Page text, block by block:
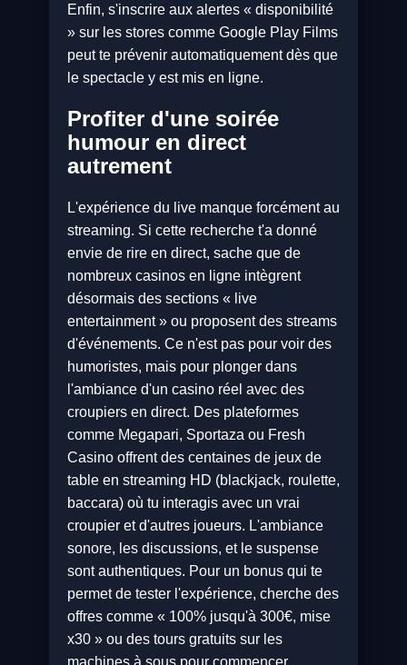
Enfin, s'inscrire aux alertes « disponibilité
» sur les stores comme Google Play Films
peut te prévenir automatiquement dès que
le spectacle y est mis en ligne.
Profiter d'une soirée
humour en direct
autrement
L'expérience du live manque forcément au
streaming. Si cette recherche t'a donné
envie de rire en direct, sache que de
nombreux casinos en ligne intègrent
désormais des sections « live
entertainment » ou proposent des streams
d'événements. Ce n'est pas pour voir des
humoristes, mais pour plonger dans
l'ambiance d'un casino réel avec des
croupiers en direct. Des plateformes
comme Megapari, Sportaza ou Fresh
Casino offrent des centaines de jeux de
table en streaming HD (blackjack, roulette,
baccara) où tu interagis avec un vrai
croupier et d'autres joueurs. L'ambiance
sonore, les discussions, et le suspense
sont authentiques. Pour un bonus qui te
permet de tester l'expérience, cherche des
offres comme « 100% jusqu'à 300€, mise
x30 » ou des tours gratuits sur les
machines à sous pour commencer.